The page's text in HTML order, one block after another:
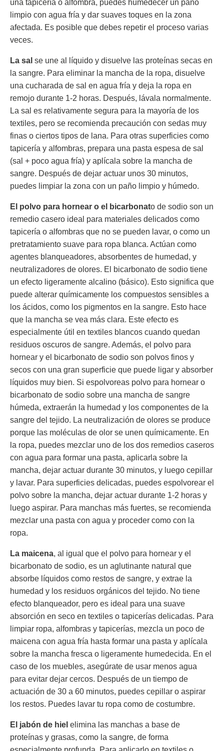
una tapicería o alfombra, puedes humedecer un paño
limpio con agua fría y dar suaves toques en la zona
afectada. Es posible que debes repetir el proceso varias
veces.
La sal se une al líquido y disuelve las proteínas secas en
la sangre. Para eliminar la mancha de la ropa, disuelve
una cucharada de sal en agua fría y deja la ropa en
remojo durante 1-2 horas. Después, lávala normalmente.
La sal es relativamente segura para la mayoría de los
textiles, pero se recomienda precaución con sedas muy
finas o ciertos tipos de lana. Para otras superficies como
tapicería y alfombras, prepara una pasta espesa de sal
(sal + poco agua fría) y aplícala sobre la mancha de
sangre. Después de dejar actuar unos 30 minutos,
puedes limpiar la zona con un paño limpio y húmedo.
El polvo para hornear o el bicarbonato de sodio son un
remedio casero ideal para materiales delicados como
tapicería o alfombras que no se pueden lavar, o como un
pretratamiento suave para ropa blanca. Actúan como
agentes blanqueadores, absorbentes de humedad, y
neutralizadores de olores. El bicarbonato de sodio tiene
un efecto ligeramente alcalino (básico). Esto significa que
puede alterar químicamente los compuestos sensibles a
los ácidos, como los pigmentos en la sangre. Esto hace
que la mancha se vea más clara. Este efecto es
especialmente útil en textiles blancos cuando quedan
residuos oscuros de sangre. Además, el polvo para
hornear y el bicarbonato de sodio son polvos finos y
secos con una gran superficie que puede ligar y absorber
líquidos muy bien. Si espolvoreas polvo para hornear o
bicarbonato de sodio sobre una mancha de sangre
húmeda, extraerán la humedad y los componentes de la
sangre del tejido. La neutralización de olores se produce
porque las moléculas de olor se unen químicamente. En
la ropa, puedes mezclar uno de los dos remedios caseros
con agua para formar una pasta, aplicarla sobre la
mancha, dejar actuar durante 30 minutos, y luego cepillar
y lavar. Para superficies delicadas, puedes espolvorear el
polvo sobre la mancha, dejar actuar durante 1-2 horas y
luego aspirar. Para manchas más fuertes, se recomienda
mezclar una pasta con agua y proceder como con la
ropa.
La maicena, al igual que el polvo para hornear y el
bicarbonato de sodio, es un aglutinante natural que
absorbe líquidos como restos de sangre, y extrae la
humedad y los residuos orgánicos del tejido. No tiene
efecto blanqueador, pero es ideal para una suave
absorción en seco en textiles o tapicerías delicadas. Para
limpiar ropa, alfombras y tapicerías, mezcla un poco de
maicena con agua fría hasta formar una pasta y aplícala
sobre la mancha fresca o ligeramente humedecida. En el
caso de los muebles, asegúrate de usar menos agua
para evitar dejar cercos. Después de un tiempo de
actuación de 30 a 60 minutos, puedes cepillar o aspirar
los restos. Puedes lavar tu ropa como de costumbre.
El jabón de hiel elimina las manchas a base de
proteínas y grasas, como la sangre, de forma